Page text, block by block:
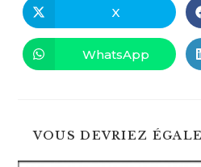
Ouvrir
dans
une
autre
fenêtre
X
Ouvrir
dans
WhatsApp
VOUS DEVRIEZ